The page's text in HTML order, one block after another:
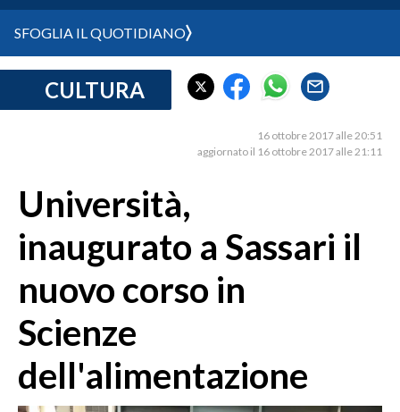
CRONACA SARDEGNA
MEDIO CAMPIDANO
SASSARI E PROVINCIA
NUORO E PROVINCIA
OGLIASTRA
AGENDA
CRONACA
SFOGLIA IL QUOTIDIANO
CULTURA
16 ottobre 2017 alle 20:51
aggiornato il 16 ottobre 2017 alle 21:11
Università,
inaugurato a Sassari il
nuovo corso in
Scienze
dell'alimentazione